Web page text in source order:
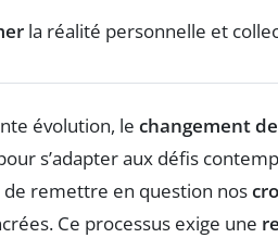
la réalité personnelle et
évolution, le changement
s’adapter aux défis
de remettre en question nos
Ce processus exige une